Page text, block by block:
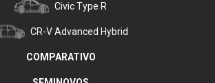
Civic Type R
CR-V Advanced Hybrid
COMPARATIVO